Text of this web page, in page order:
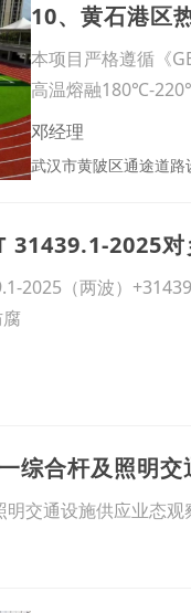
10、黄石港区
本项目严格遵循《
高温熔融180℃-
邓经理
武汉市黄陂区通途道路
31439.1-2025
2025（两波）
综合杆及照明
交通设施供应业态观